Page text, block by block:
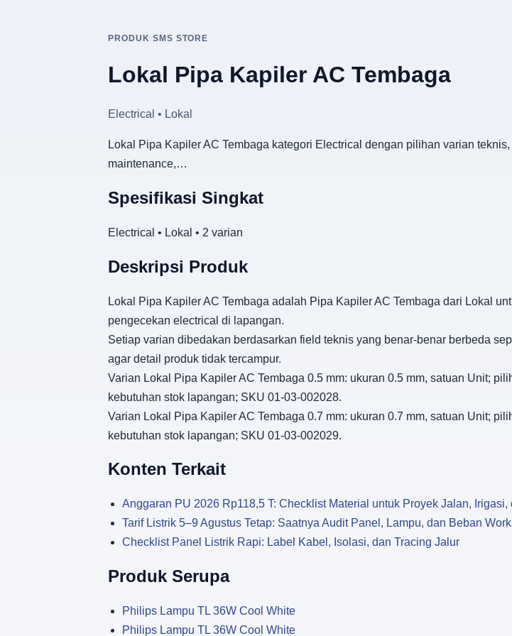
PRODUK SMS STORE
Lokal Pipa Kapiler AC Tembaga
Electrical • Lokal
Lokal Pipa Kapiler AC Tembaga kategori Electrical dengan pilihan varian
maintenance,…
Spesifikasi Singkat
Electrical • Lokal • 2 varian
Deskripsi Produk
Lokal Pipa Kapiler AC Tembaga adalah Pipa Kapiler AC Tembaga dari Lokal
pengecekan electrical di lapangan.
Setiap varian dibedakan berdasarkan field teknis yang benar-benar berbeda
agar detail produk tidak tercampur.
Varian Lokal Pipa Kapiler AC Tembaga 0.5 mm: ukuran 0.5 mm, satuan Unit;
kebutuhan stok lapangan; SKU 01-03-002028.
Varian Lokal Pipa Kapiler AC Tembaga 0.7 mm: ukuran 0.7 mm, satuan Unit;
kebutuhan stok lapangan; SKU 01-03-002029.
Konten Terkait
Anggaran PU 2026 Rp118,5 T: Checklist Material untuk Proyek Jalan, Irigasi,
Tarif Listrik 5–9 Agustus Tetap: Saatnya Audit Panel, Lampu, dan Beban
Checklist Panel Listrik Rapi: Label Kabel, Isolasi, dan Tracing Jalur
Produk Serupa
Philips Lampu TL 36W Cool White
Philips Lampu TL 36W Cool White